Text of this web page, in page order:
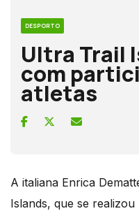
DESPORTO
Ultra Trail
com
atletas
A italiana Enrica
Islands, que se